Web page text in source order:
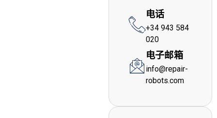
电话
+34 943 584
020
电子邮箱
info@repair-
robots.com